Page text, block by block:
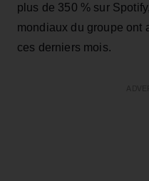
plus de 350 % sur
mondiaux du groupe ont
ces derniers mois.